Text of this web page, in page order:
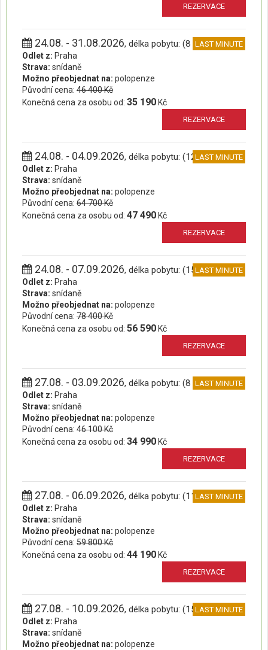
REZERVACE
24.08. - 31.08.2026, délka pobytu: (8 dní)LAST MINUTE
Odlet z: Praha
Strava: snídaně
Možno přeobjednat na: polopenze
Původní cena: 46 400 Kč
Konečná cena za osobu od: 35 190 Kč
REZERVACE
24.08. - 04.09.2026, délka pobytu: (12 dní)LAST MINUTE
Odlet z: Praha
Strava: snídaně
Možno přeobjednat na: polopenze
Původní cena: 64 700 Kč
Konečná cena za osobu od: 47 490 Kč
REZERVACE
24.08. - 07.09.2026, délka pobytu: (15 dní)LAST MINUTE
Odlet z: Praha
Strava: snídaně
Možno přeobjednat na: polopenze
Původní cena: 78 400 Kč
Konečná cena za osobu od: 56 590 Kč
REZERVACE
27.08. - 03.09.2026, délka pobytu: (8 dní)LAST MINUTE
Odlet z: Praha
Strava: snídaně
Možno přeobjednat na: polopenze
Původní cena: 46 100 Kč
Konečná cena za osobu od: 34 990 Kč
REZERVACE
27.08. - 06.09.2026, délka pobytu: (11 dní)LAST MINUTE
Odlet z: Praha
Strava: snídaně
Možno přeobjednat na: polopenze
Původní cena: 59 800 Kč
Konečná cena za osobu od: 44 190 Kč
REZERVACE
27.08. - 10.09.2026, délka pobytu: (15 dní)LAST MINUTE
Odlet z: Praha
Strava: snídaně
Možno přeobjednat na: polopenze